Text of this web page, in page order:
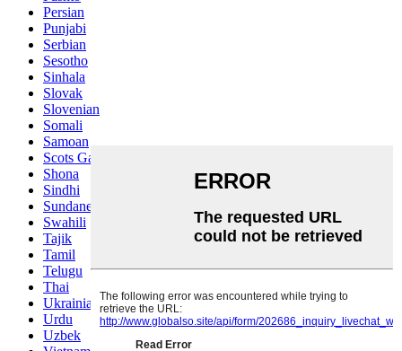
Persian
Punjabi
Serbian
Sesotho
Sinhala
Slovak
Slovenian
Somali
Samoan
Scots Gaelic
Shona
Sindhi
Sundanese
Swahili
Tajik
Tamil
Telugu
Thai
Ukrainian
Urdu
Uzbek